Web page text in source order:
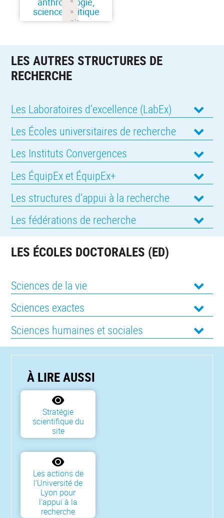
science politique
LES AUTRES STRUCTURES DE
RECHERCHE
Les Laboratoires d’excellence (LabEx)
Les Écoles universitaires de recherche
Les Instituts Convergences
Les ÉquipEx et ÉquipEx+
Les structures d’appui à la recherche
Les fédérations de recherche
LES ÉCOLES DOCTORALES (ED)
Sciences de la vie
Sciences exactes
Sciences humaines et sociales
À LIRE AUSSI
Stratégie
scientifique du
site
Les actions de
l'Université de
Lyon pour
l'appui à la
recherche